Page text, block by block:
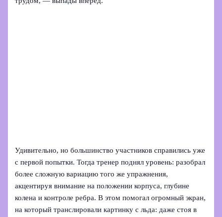
Удивительно, но большинство участников справились уже
с первой попытки. Тогда тренер поднял уровень: разобрал
более сложную вариацию того же упражнения,
акцентируя внимание на положении корпуса, глубине
колена и контроле ребра. В этом помогал огромный экран,
на который транслировали картинку с льда: даже стоя в